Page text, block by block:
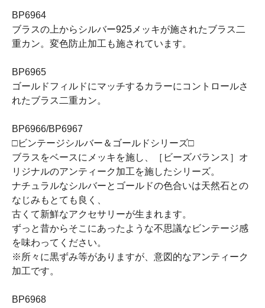
BP6964
ブラスの上からシルバー925メッキが施されたブラス二
重カン。変色防止加工も施されています。
BP6965
ゴールドフィルドにマッチするカラーにコントロールさ
れたブラス二重カン。
BP6966/BP6967
□ビンテージシルバー＆ゴールドシリーズ□
ブラスをベースにメッキを施し、［ビーズバランス］オ
リジナルのアンティーク加工を施したシリーズ。
ナチュラルなシルバーとゴールドの色合いは天然石との
なじみもとても良く、
古くて新鮮なアクセサリーが生まれます。
ずっと昔からそこにあったような不思議なビンテージ感
を味わってください。
※所々に黒ずみ等がありますが、意図的なアンティーク
加工です。
BP6968